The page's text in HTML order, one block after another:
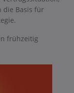
die Basis für
frühzeitig